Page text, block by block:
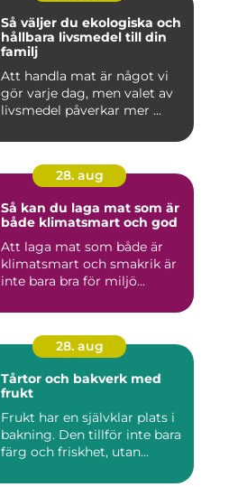
Så väljer du ekologiska och
hållbara livsmedel till din
familj
Att handla mat är något vi
gör varje dag, men valet av
livsmedel påverkar mer ...
28. aug
Så kan du laga mat som är
både klimatsmart och god
Att laga mat som både är
klimatsmart och smakrik är
inte bara bra för miljö...
28. aug
Tårtor och bakverk med
frukt
Frukt har en självklar plats i
bakning. Den tillför inte bara
färg och friskhet, utan...